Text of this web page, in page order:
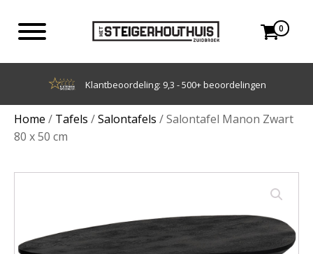
0
Achteraf betalen met Klarna
Home / Tafels /Salontafels / Salontafel Manon Zwart
80 x 50 cm